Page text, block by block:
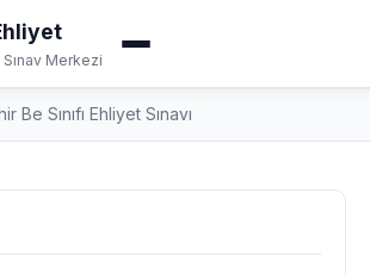
Merkezi
Be Sınıfı Ehliyet Sınavı